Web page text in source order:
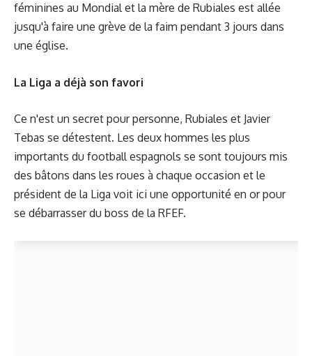
féminines au Mondial et la mère de Rubiales est allée
jusqu'à faire une grève de la faim pendant 3 jours dans
une église.
La Liga a déjà son favori
Ce n'est un secret pour personne, Rubiales et Javier
Tebas se détestent. Les deux hommes les plus
importants du football espagnols se sont toujours mis
des bâtons dans les roues à chaque occasion et le
président de la Liga voit ici une opportunité en or pour
se débarrasser du boss de la RFEF.